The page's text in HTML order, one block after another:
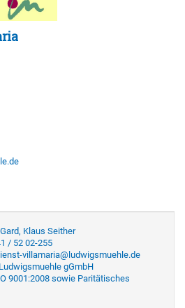
Klaus Seither
/ 52 02-255
villamaria@ludwigsmuehle.de
gGmbH
9001:2008 sowie Paritätisches